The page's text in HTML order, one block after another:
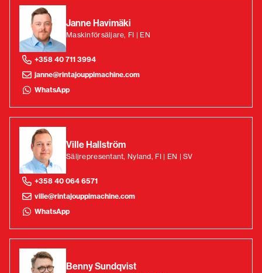
Janne Havimäki
Maskinförsäljare, FI | EN
+358 40 711 3994
janne@rintajouppimachine.com
WhatsApp
Ville Hallström
Säljrepresentant, Nyland, FI | EN | SV
+358 40 064 6571
ville@rintajouppimachine.com
WhatsApp
Benny Sundqvist